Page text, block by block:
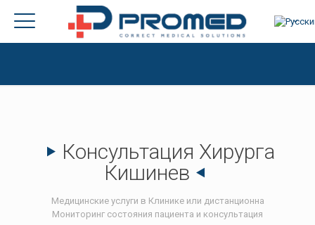
Консультация Хирурга
Кишинев
Медицинские услуги в Клинике или дистанционна
Мониторинг состояния пациента и консультация